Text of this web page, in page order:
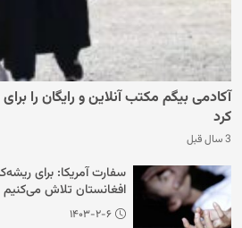
آکادمی بیگم مکتب آنلاین و رایگان را
کرد
3 سال قبل
سفارت آمریکا: برای
افغانستان تلاش می‌کنیم
۱۴۰۳-۲-۶